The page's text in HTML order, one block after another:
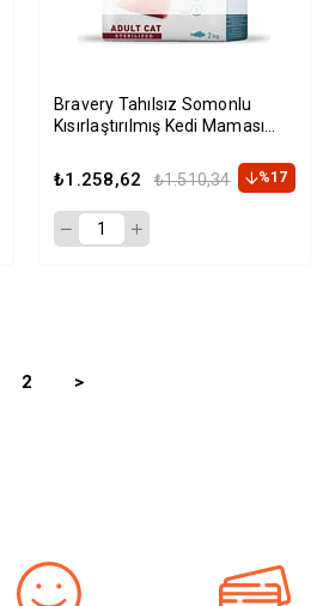
Bravery Tahılsız Somonlu
Kısırlaştırılmış Kedi Maması
₺1.258,62 ₺1.510,34 %17
2 >